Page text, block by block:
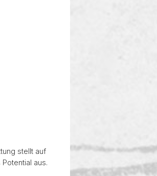
stellt auf
aus.